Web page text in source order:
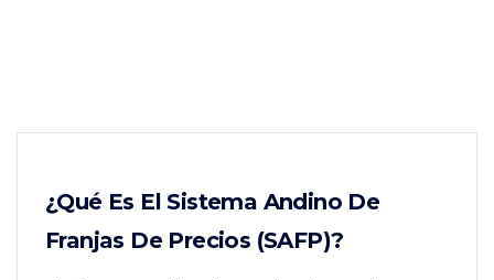
¿Qué Es El Sistema Andino De
Franjas De Precios (SAFP)?